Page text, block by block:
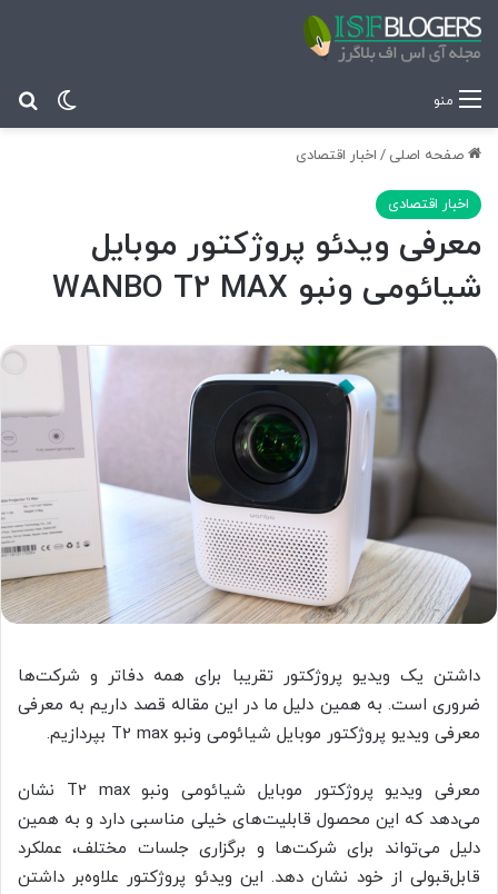
تغییر منو
صفحه اصلی / اخبار اقتصادی
اخبار اقتصادی
معرفی ویدئو پروژکتور موبایل
شیائومی ونبو WANBO T2 MAX
داشتن یک ویدیو پروژکتور تقریبا برای همه دفاتر و شرکت‌ها
ضروری است. به همین دلیل ما در این مقاله قصد داریم به معرفی
معرفی ویدیو پروژکتور موبایل شیائومی ونبو T2 max بپردازیم.
معرفی ویدیو پروژکتور موبایل شیائومی ونبو T2 max نشان
می‌دهد که این محصول قابلیت‌های خیلی مناسبی دارد و به همین
دلیل می‌تواند برای شرکت‌ها و برگزاری جلسات مختلف، عملکرد
قابل‌قبولی از خود نشان دهد. این ویدئو پروژکتور علاوه‌بر داشتن